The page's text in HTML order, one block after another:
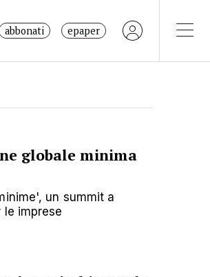
abbonati epaper
globale minima
un summit a
imprese